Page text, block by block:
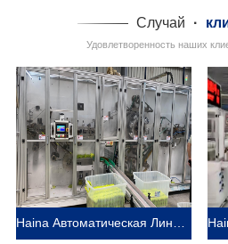
Случай ·
Удовлетворенность наших